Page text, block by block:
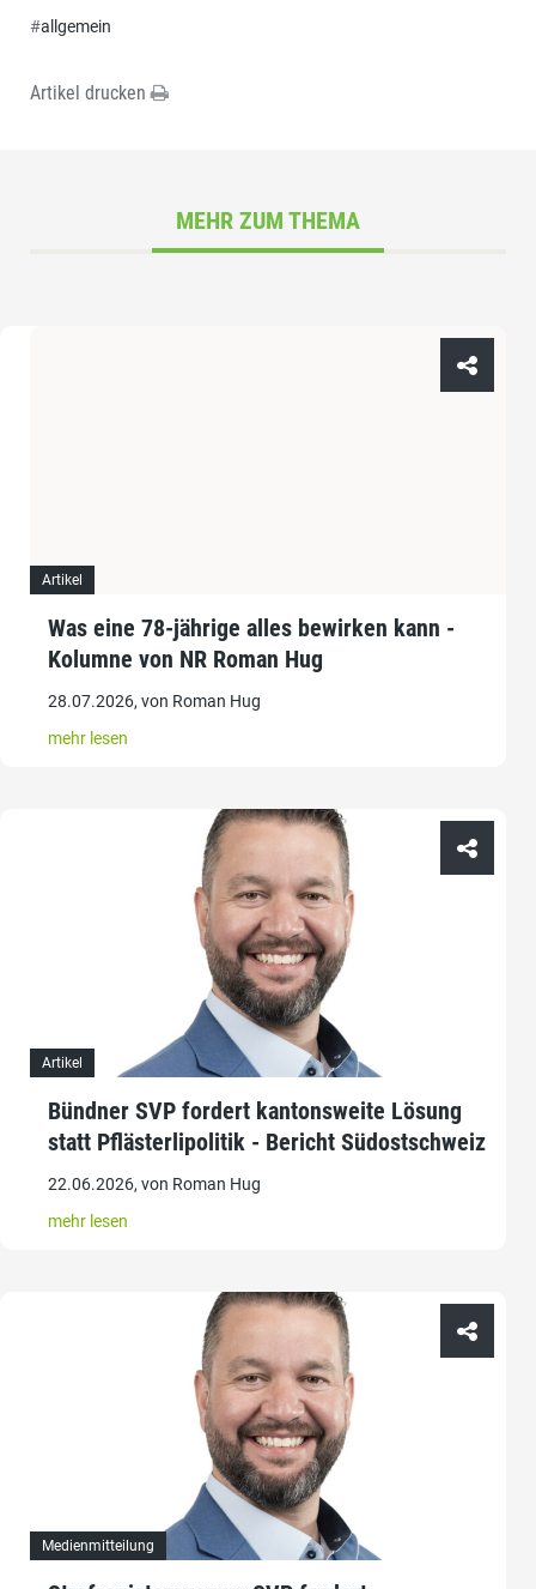
#allgemein
Artikel drucken
MEHR ZUM THEMA
Artikel
Was eine 78-jährige alles bewirken kann -
Kolumne von NR Roman Hug
28.07.2026, von Roman Hug
mehr lesen
Artikel
Bündner SVP fordert kantonsweite Lösung
statt Pflästerlipolitik - Bericht Südostschweiz
22.06.2026, von Roman Hug
mehr lesen
Medienmitteilung